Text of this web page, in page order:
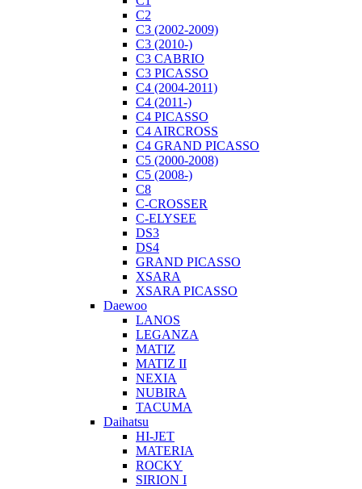
C2
C3 (2002-2009)
C3 (2010-)
C3 CABRIO
C3 PICASSO
C4 (2004-2011)
C4 (2011-)
С4 PICASSO
C4 AIRCROSS
С4 GRAND PICASSO
C5 (2000-2008)
C5 (2008-)
C8
C-CROSSER
C-ELYSEE
DS3
DS4
GRAND PICASSO
XSARA
XSARA PICASSO
Daewoo
LANOS
LEGANZA
MATIZ
MATIZ II
NEXIA
NUBIRA
TACUMA
Daihatsu
HI-JET
MATERIA
ROCKY
SIRION I